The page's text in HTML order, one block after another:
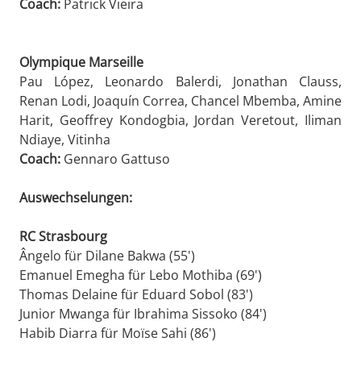
Coach: Patrick Vieira
Olympique Marseille
Pau López, Leonardo Balerdi, Jonathan Clauss,
Renan Lodi, Joaquín Correa, Chancel Mbemba, Amine
Harit, Geoffrey Kondogbia, Jordan Veretout, Iliman
Ndiaye, Vitinha
Coach: Gennaro Gattuso
Auswechselungen:
RC Strasbourg
Ângelo für Dilane Bakwa (55')
Emanuel Emegha für Lebo Mothiba (69')
Thomas Delaine für Eduard Sobol (83')
Junior Mwanga für Ibrahima Sissoko (84')
Habib Diarra für Moïse Sahi (86')